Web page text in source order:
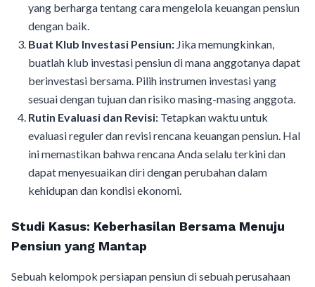
yang berharga tentang cara mengelola keuangan pensiun
dengan baik.
Buat Klub Investasi Pensiun: Jika memungkinkan,
buatlah klub investasi pensiun di mana anggotanya dapat
berinvestasi bersama. Pilih instrumen investasi yang
sesuai dengan tujuan dan risiko masing-masing anggota.
Rutin Evaluasi dan Revisi: Tetapkan waktu untuk
evaluasi reguler dan revisi rencana keuangan pensiun. Hal
ini memastikan bahwa rencana Anda selalu terkini dan
dapat menyesuaikan diri dengan perubahan dalam
kehidupan dan kondisi ekonomi.
Studi Kasus: Keberhasilan Bersama Menuju
Pensiun yang Mantap
Sebuah kelompok persiapan pensiun di sebuah perusahaan